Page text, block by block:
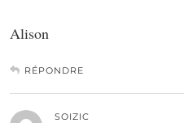
Alison
RÉPONDRE
SOIZIC